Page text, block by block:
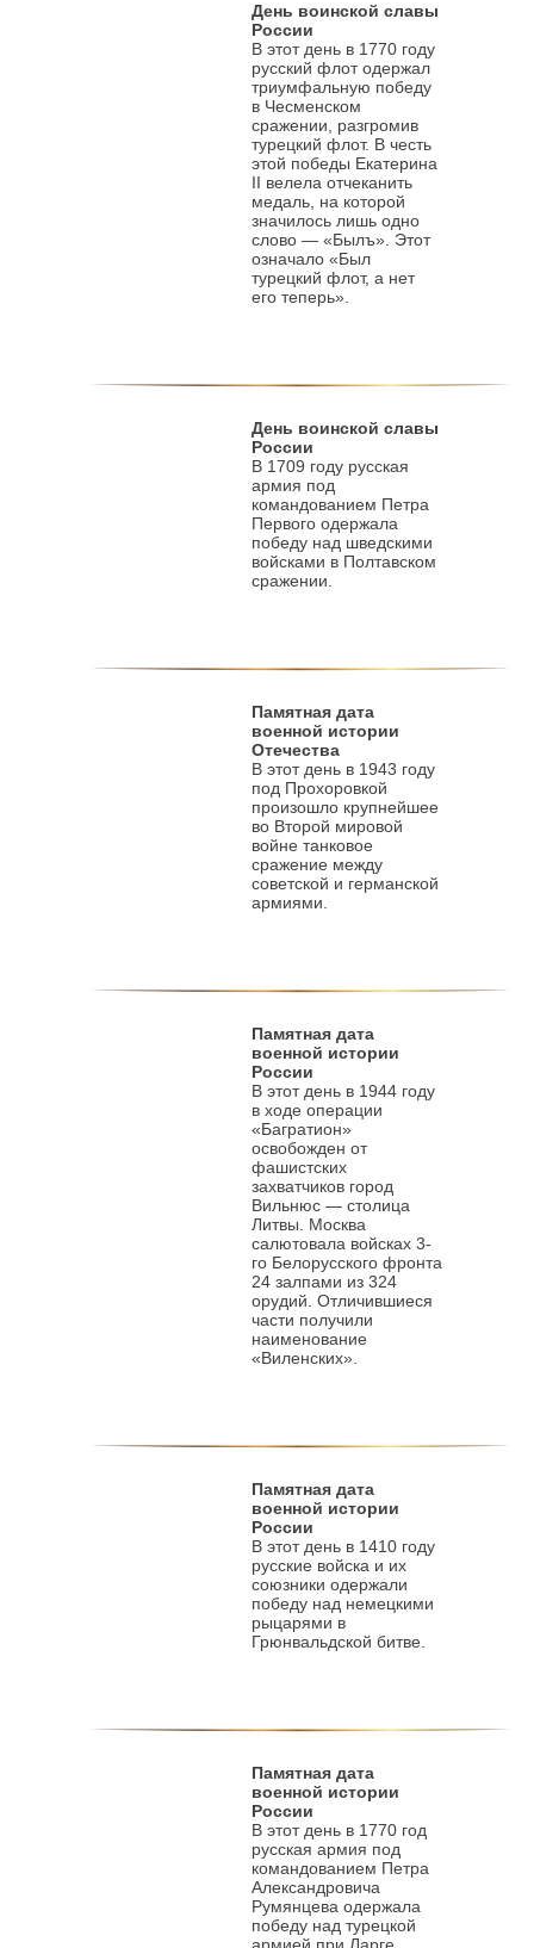
День воинской славы
России
В этот день в 1770 году
русский флот одержал
триумфальную победу
в Чесменском
сражении, разгромив
турецкий флот. В честь
этой победы Екатерина
II велела отчеканить
медаль, на которой
значилось лишь одно
слово — «Былъ». Этот
означало «Был
турецкий флот, а нет
его теперь».
День воинской славы
России
В 1709 году русская
армия под
командованием Петра
Первого одержала
победу над шведскими
войсками в Полтавском
сражении.
Памятная дата
военной истории
Отечества
В этот день в 1943 году
под Прохоровкой
произошло крупнейшее
во Второй мировой
войне танковое
сражение между
советской и германской
армиями.
Памятная дата
военной истории
России
В этот день в 1944 году
в ходе операции
«Багратион»
освобожден от
фашистских
захватчиков город
Вильнюс — столица
Литвы. Москва
салютовала войсках 3-
го Белорусского фронта
24 залпами из 324
орудий. Отличившиеся
части получили
наименование
«Виленских».
Памятная дата
военной истории
России
В этот день в 1410 году
русские войска и их
союзники одержали
победу над немецкими
рыцарями в
Грюнвальдской битве.
Памятная дата
военной истории
России
В этот день в 1770 год
русская армия под
командованием Петра
Александровича
Румянцева одержала
победу над турецкой